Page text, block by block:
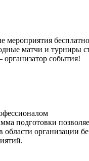
мероприятия бесплатно
матчи и турниры
события!
подготовки
области организации